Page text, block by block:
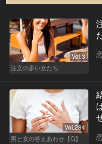
Vol.3
注文の多い女たち
Vol.284
男と女の答えあわせ【Q】